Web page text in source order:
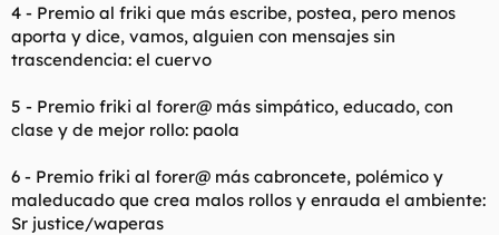
4 - Premio al friki que más escribe, postea, pero menos
aporta y dice, vamos, alguien con mensajes sin
trascendencia: el cuervo
5 - Premio friki al forer@ más simpático, educado, con
clase y de mejor rollo: paola
6 - Premio friki al forer@ más cabroncete, polémico y
maleducado que crea malos rollos y enrauda el ambiente:
Sr justice/waperas